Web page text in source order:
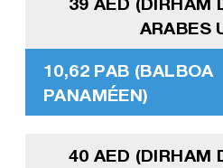
ARABES
10,62 PAB (BALBOA
PANAMÉEN)
40 AED (DIRHAM